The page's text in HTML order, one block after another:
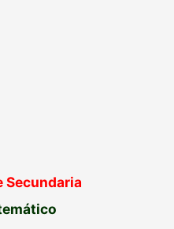
Secundaria